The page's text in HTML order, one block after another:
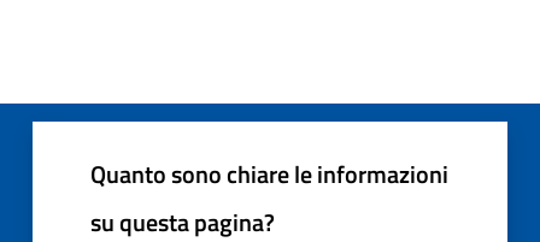
Quanto sono chiare le informazioni
su questa pagina?